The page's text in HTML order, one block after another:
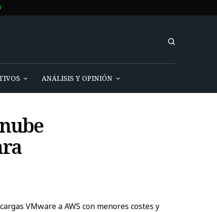
ANÁLISIS Y OPINIÓN
VMware a AWS con menores costes y